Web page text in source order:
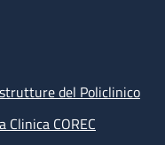
del Policlinico
Clinica COREC